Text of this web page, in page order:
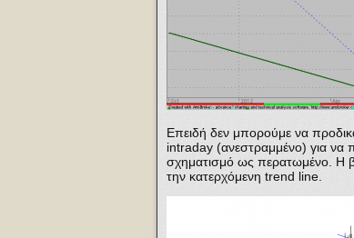
Επειδή δεν μπορούμε να
intraday (ανεστραμμένο) για να
σχηματισμό ως περατωμένο. Η
την κατερχόμενη trend line.